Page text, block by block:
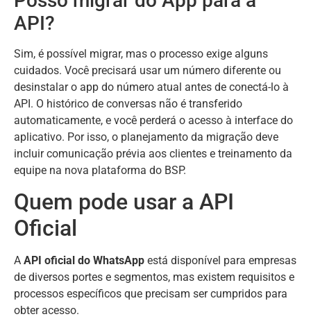
API?
Sim, é possível migrar, mas o processo exige alguns
cuidados. Você precisará usar um número diferente ou
desinstalar o app do número atual antes de conectá-lo à
API. O histórico de conversas não é transferido
automaticamente, e você perderá o acesso à interface do
aplicativo. Por isso, o planejamento da migração deve
incluir comunicação prévia aos clientes e treinamento da
equipe na nova plataforma do BSP.
Quem pode usar a API
Oficial
A API oficial do WhatsApp está disponível para empresas
de diversos portes e segmentos, mas existem requisitos e
processos específicos que precisam ser cumpridos para
obter acesso.